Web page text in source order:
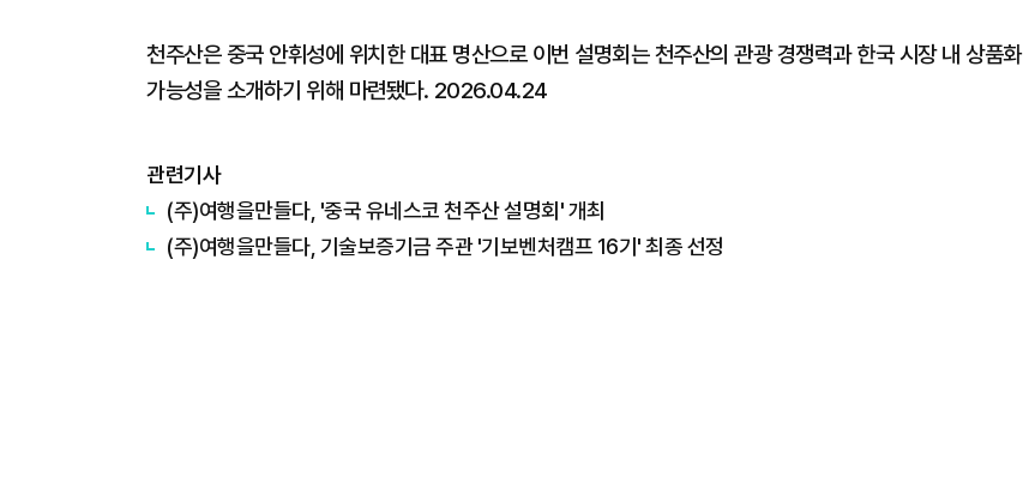
천주산은 중국 안휘성에 위치한 대표 명산으로 이번 설명회는 천주산의 관광 경쟁력과 한국 시장 내 상품화
가능성을 소개하기 위해 마련됐다. 2026.04.24
관련기사
(주)여행을만들다, '중국 유네스코 천주산 설명회' 개최
(주)여행을만들다, 기술보증기금 주관 '기보벤처캠프 16기' 최종 선정